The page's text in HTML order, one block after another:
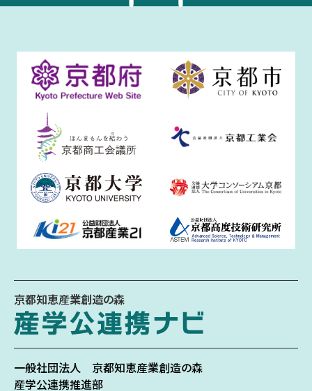
京都知恵産業創造の森
一般社団法人 京都知恵産業創造の森
産学公連携推進部